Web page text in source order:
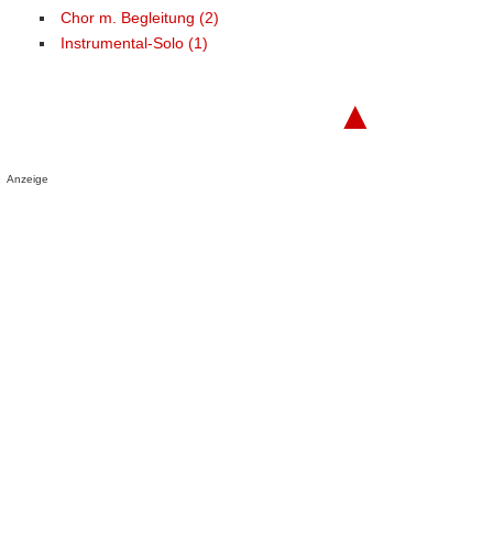
Chor m. Begleitung (2)
Instrumental-Solo (1)
▲
Anzeige